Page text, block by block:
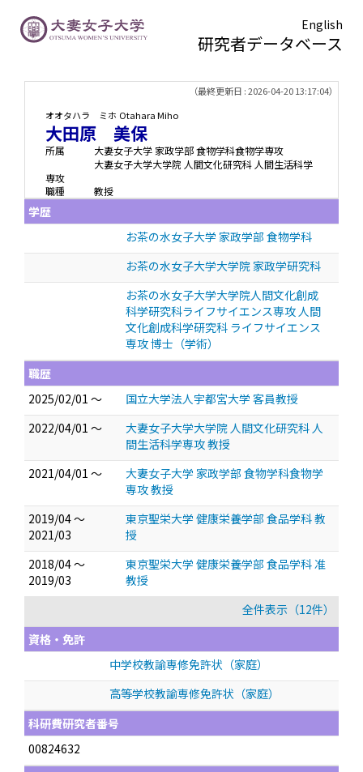
English
研究者データベース
（最終更新日 : 2026-04-20 13:17:04）
オオタハラ ミホ Otahara Miho
大田原 美保
所属
大妻女子大学 家政学部 食物学科食物学専攻
大妻女子大学大学院 人間文化研究科 人間生活科学
専攻
職種
教授
学歴
お茶の水女子大学 家政学部 食物学科
お茶の水女子大学大学院 家政学研究科
お茶の水女子大学大学院人間文化創成
科学研究科ライフサイエンス専攻 人間
文化創成科学研究科 ライフサイエンス
専攻 博士（学術）
職歴
2025/02/01 ～
国立大学法人宇都宮大学 客員教授
2022/04/01 ～
大妻女子大学大学院 人間文化研究科 人
間生活科学専攻 教授
2021/04/01 ～
大妻女子大学 家政学部 食物学科食物学
専攻 教授
2019/04 ～
2021/03
東京聖栄大学 健康栄養学部 食品学科 教
授
2018/04 ～
2019/03
東京聖栄大学 健康栄養学部 食品学科 准
教授
全件表示（12件）
資格・免許
中学校教諭専修免許状（家庭）
高等学校教諭専修免許状（家庭）
科研費研究者番号
00824632